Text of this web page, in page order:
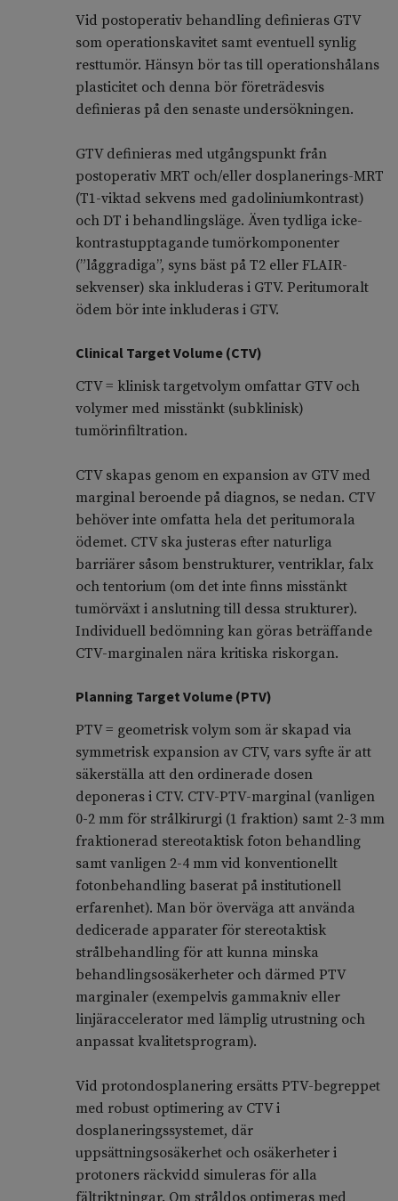
Vid postoperativ behandling definieras GTV
som operationskavitet samt eventuell synlig
resttumör. Hänsyn bör tas till operationshålans
plasticitet och denna bör företrädesvis
definieras på den senaste undersökningen.
GTV definieras med utgångspunkt från
postoperativ MRT och/eller dosplanerings-MRT
(T1-viktad sekvens med gadoliniumkontrast)
och DT i behandlingsläge. Även tydliga icke-
kontrastupptagande tumörkomponenter
(”låggradiga”, syns bäst på T2 eller FLAIR-
sekvenser) ska inkluderas i GTV. Peritumoralt
ödem bör inte inkluderas i GTV.
Clinical Target Volume (CTV)
CTV = klinisk targetvolym omfattar GTV och
volymer med misstänkt (subklinisk)
tumörinfiltration.
CTV skapas genom en expansion av GTV med
marginal beroende på diagnos, se nedan. CTV
behöver inte omfatta hela det peritumorala
ödemet. CTV ska justeras efter naturliga
barriärer såsom benstrukturer, ventriklar, falx
och tentorium (om det inte finns misstänkt
tumörväxt i anslutning till dessa strukturer).
Individuell bedömning kan göras beträffande
CTV-marginalen nära kritiska riskorgan.
Planning Target Volume (PTV)
PTV = geometrisk volym som är skapad via
symmetrisk expansion av CTV, vars syfte är att
säkerställa att den ordinerade dosen
deponeras i CTV. CTV-PTV-marginal (vanligen
0-2 mm för strålkirurgi (1 fraktion) samt 2-3 mm
fraktionerad stereotaktisk foton behandling
samt vanligen 2-4 mm vid konventionellt
fotonbehandling baserat på institutionell
erfarenhet). Man bör överväga att använda
dedicerade apparater för stereotaktisk
strålbehandling för att kunna minska
behandlingsosäkerheter och därmed PTV
marginaler (exempelvis gammakniv eller
linjäraccelerator med lämplig utrustning och
anpassat kvalitetsprogram).
Vid protondosplanering ersätts PTV-begreppet
med robust optimering av CTV i
dosplaneringssystemet, där
uppsättningsosäkerhet och osäkerheter i
protoners räckvidd simuleras för alla